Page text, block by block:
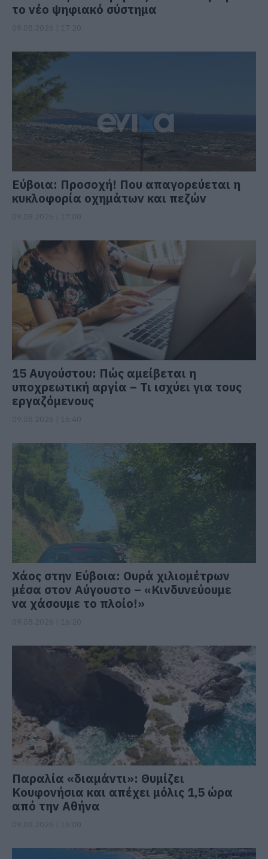
το νέο ψηφιακό σύστημα
Εύβοια: Προσοχή! Που απαγορεύεται η
κυκλοφορία οχημάτων και πεζών
15 Αυγούστου: Πώς αμείβεται η
υποχρεωτική αργία – Τι ισχύει για τους
εργαζόμενους
Χάος στην Εύβοια: Ουρά χιλιομέτρων
μέσα στον Αύγουστο – «Κινδυνεύουμε
να χάσουμε το πλοίο!»
Παραλία «διαμάντι»: Θυμίζει
Κουφονήσια και απέχει μόλις 1,5 ώρα
από την Αθήνα